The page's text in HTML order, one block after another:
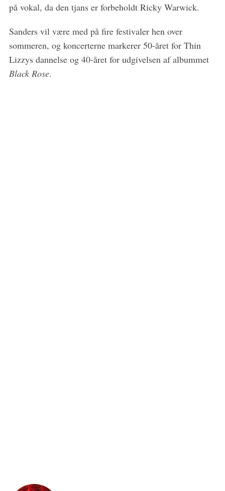
på vokal, da den tjans er forbeholdt Ricky Warwick.
Sanders vil være med på fire festivaler hen over
sommeren, og koncerterne markerer 50-året for Thin
Lizzys dannelse og 40-året for udgivelsen af albummet
Black Rose.
S
e
a
r